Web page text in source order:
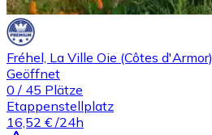
Fréhel, La Ville Oie (Côtes d'Armor)
Geöffnet
0 / 45 Plätze
Etappenstellplatz
16,52 € /24h